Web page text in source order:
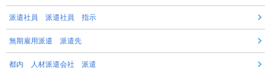
派遣社員 派遣社員 指示
無期雇用派遣 派遣先
都内 人材派遣会社 派遣